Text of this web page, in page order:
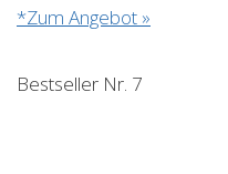
*Zum Angebot »
Bestseller Nr. 7